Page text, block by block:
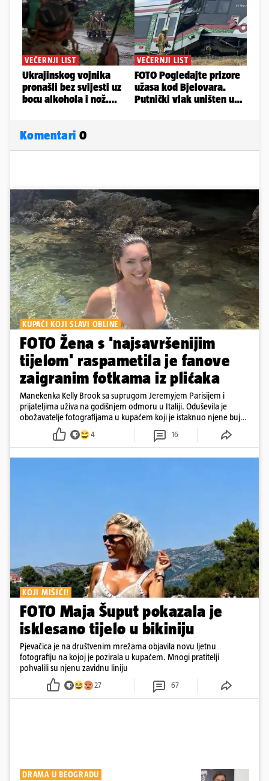
Komentari 0
KUPAĆI KOJI SLAVI OBLINE
FOTO Žena s 'najsavršenijim
tijelom' raspametila je fanove
zaigranim fotkama iz plićaka
Manekenka Kelly Brook sa suprugom Jeremyjem Parisijem i
prijateljima uživa na godišnjem odmoru u Italiji. Oduševila je
obožavatelje fotografijama u kupaćem koji je istaknuo njene bujne
4 16
KOJI MIŠIĆI!
FOTO Maja Šuput pokazala je
isklesano tijelo u bikiniju
Pjevačica je na društvenim mrežama objavila novu ljetnu
fotografiju na kojoj je pozirala u kupaćem. Mnogi pratitelji
pohvalili su njenu zavidnu liniju
27 67
DRAMA U BEOGRADU